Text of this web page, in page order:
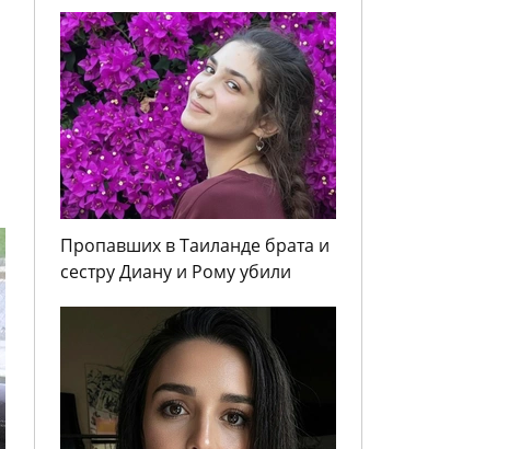
Пропавших в Таиланде брата и
сестру Диану и Рому убили